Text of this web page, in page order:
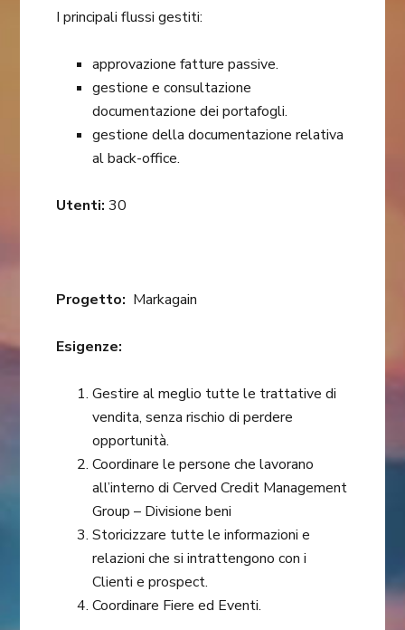
I principali flussi gestiti:
approvazione fatture passive.
gestione e consultazione
documentazione dei portafogli.
gestione della documentazione relativa
al back-office.
Utenti: 30
Progetto: Markagain
Esigenze:
Gestire al meglio tutte le trattative di
vendita, senza rischio di perdere
opportunità.
Coordinare le persone che lavorano
all’interno di Cerved Credit Management
Group – Divisione beni
Storicizzare tutte le informazioni e
relazioni che si intrattengono con i
Clienti e prospect.
Coordinare Fiere ed Eventi.